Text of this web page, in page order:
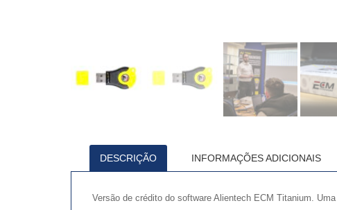
DESCRIÇÃO INFORMAÇÕES ADICIONAIS
Versão de crédito do software Alientech ECM Titanium.